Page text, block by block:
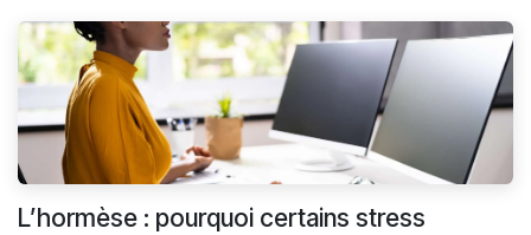
L’hormèse : pourquoi certains stress